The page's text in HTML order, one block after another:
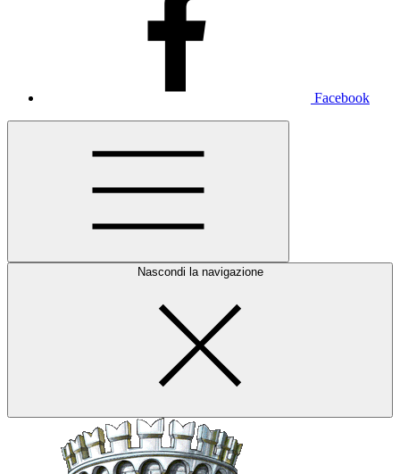
Facebook
Nascondi la navigazione